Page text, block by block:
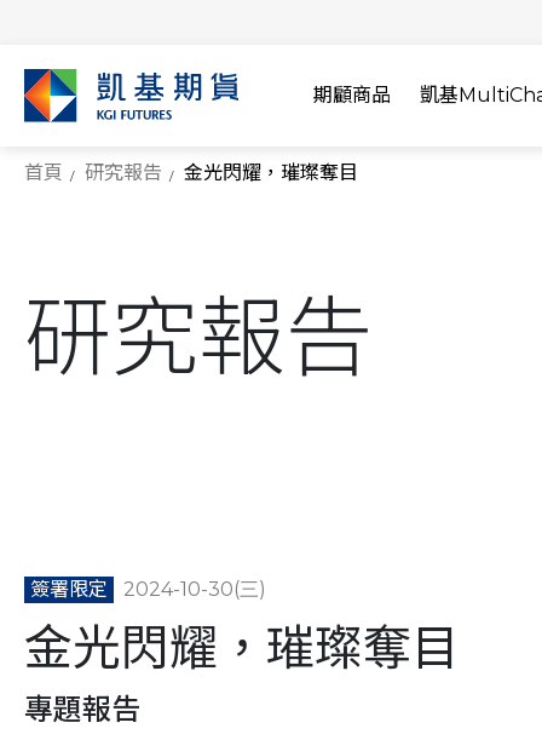
期顧商品 凱基
首頁 研究報告 金光閃耀，璀璨奪目
研究報告
簽署限定 2024-10-30(三)
金光閃耀，璀璨奪目
專題報告